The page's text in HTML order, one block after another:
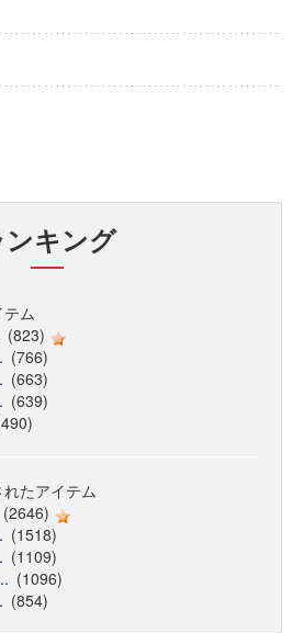
ンキング
ム
(823)
(766)
(663)
(639)
たアイテム
(2646)
(1518)
(1109)
(1096)
(854)